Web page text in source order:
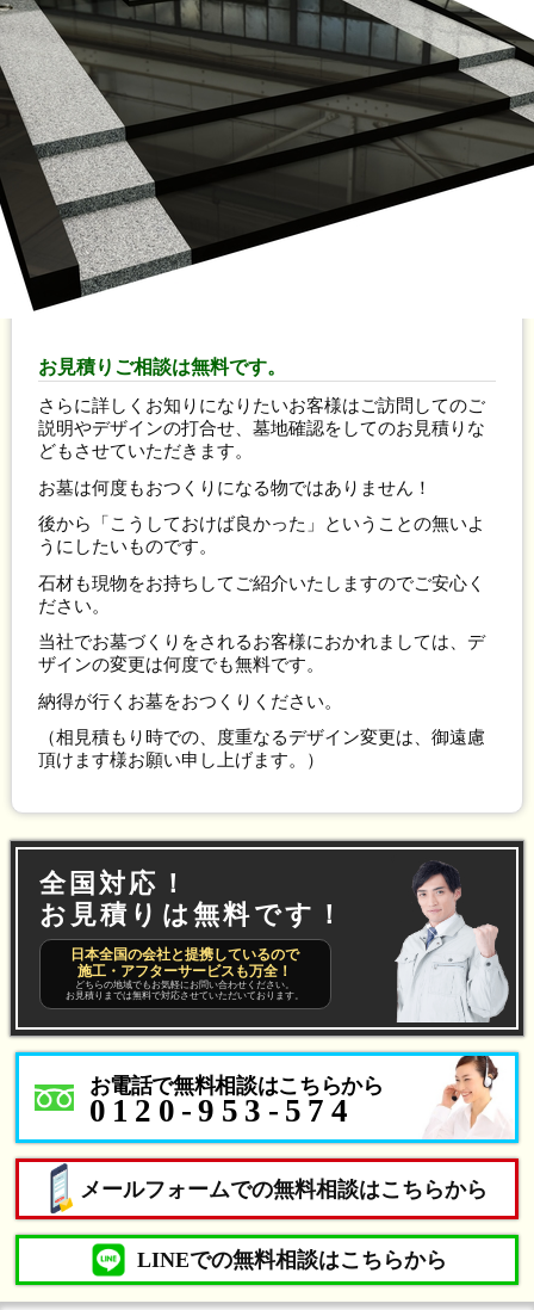
お見積りご相談は無料です。
さらに詳しくお知りになりたいお客様はご訪問してのご
説明やデザインの打合せ、墓地確認をしてのお見積りな
どもさせていただきます。
お墓は何度もおつくりになる物ではありません！
後から「こうしておけば良かった」ということの無いよ
うにしたいものです。
石材も現物をお持ちしてご紹介いたしますのでご安心く
ださい。
当社でお墓づくりをされるお客様におかれましては、デ
ザインの変更は何度でも無料です。
納得が行くお墓をおつくりください。
（相見積もり時での、度重なるデザイン変更は、御遠慮
頂けます様お願い申し上げます。）
全国対応！
お見積りは無料です！
日本全国の会社と提携しているので
施工・アフターサービスも万全！
どちらの地域でもお気軽にお問い合わせください。
お見積りまでは無料で対応させていただいております。
お電話で無料相談はこちらから
0120-953-574
メールフォームでの無料相談はこちらから
LINEでの無料相談はこちらから